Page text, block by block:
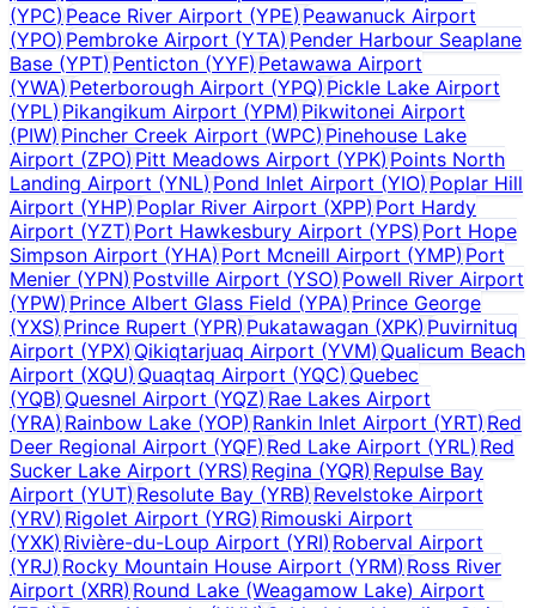
(YPC)Peace River Airport (YPE) Peawanuck Airport
(YPO)Pembroke Airport (YTA) Pender Harbour Seaplane
Base (YPT)Penticton (YYF) Petawawa Airport
(YWA) Peterborough Airport (YPQ) Pickle Lake Airport
(YPL)Pikangikum Airport (YPM) Pikwitonei Airport
(PIW)Pincher Creek Airport (WPC) Pinehouse Lake
Airport (ZPO)Pitt Meadows Airport (YPK) Points North
Landing Airport (YNL)Pond Inlet Airport (YIO) Poplar Hill
Airport (YHP)Poplar River Airport (XPP) Port Hardy
Airport (YZT)Port Hawkesbury Airport (YPS) Port Hope
Simpson Airport (YHA)Port Mcneill Airport (YMP) Port
Menier (YPN)Postville Airport (YSO) Powell River Airport
(YPW)Prince Albert Glass Field (YPA) Prince George
(YXS)Prince Rupert (YPR) Pukatawagan (XPK) Puvirnituq
Airport (YPX)Qikiqtarjuaq Airport (YVM) Qualicum Beach
Airport (XQU)Quaqtaq Airport (YQC) Quebec
(YQB)Quesnel Airport (YQZ) Rae Lakes Airport
(YRA)Rainbow Lake (YOP) Rankin Inlet Airport (YRT)Red
Deer Regional Airport (YQF)Red Lake Airport (YRL) Red
Sucker Lake Airport (YRS)Regina (YQR) Repulse Bay
Airport (YUT)Resolute Bay (YRB) Revelstoke Airport
(YRV)Rigolet Airport (YRG) Rimouski Airport
(YXK)Rivière-du-Loup Airport (YRI) Roberval Airport
(YRJ)Rocky Mountain House Airport (YRM) Ross River
Airport (XRR)Round Lake (Weagamow Lake) Airport